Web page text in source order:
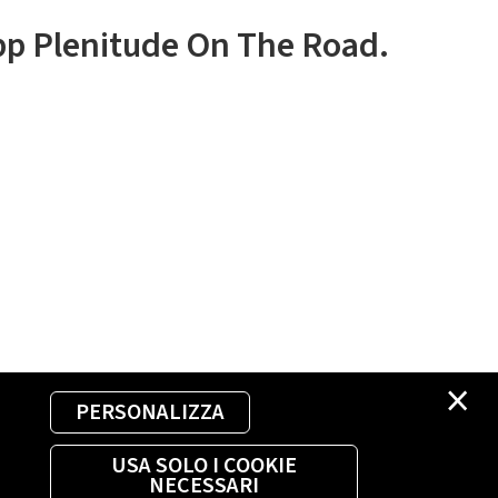
×
PERSONALIZZA
USA SOLO I COOKIE
NECESSARI
Plenitude On The Road.